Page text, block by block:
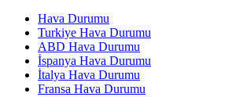
Hava Durumu
Turkiye Hava Durumu
ABD Hava Durumu
İspanya Hava Durumu
İtalya Hava Durumu
Fransa Hava Durumu